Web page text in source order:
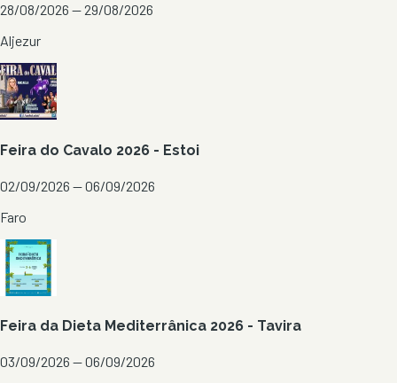
28/08/2026 — 29/08/2026
Aljezur
Feira do Cavalo 2026 - Estoi
02/09/2026 — 06/09/2026
Faro
Feira da Dieta Mediterrânica 2026 - Tavira
03/09/2026 — 06/09/2026